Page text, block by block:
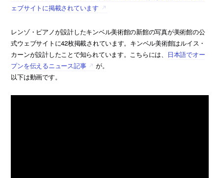
ェブサイトに掲載されています
レンゾ・ピアノが設計したキンベル美術館の新館の写真が美術館の公
式ウェブサイトに42枚掲載されています。キンベル美術館はルイス・
カーンが設計したことで知られています。こちらには、
日本語でオー
プンを伝えるニュース記事
が。
以下は動画です。